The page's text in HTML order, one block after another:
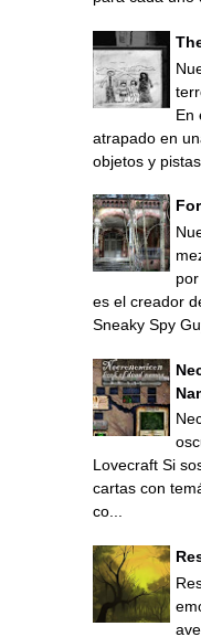
En
atrapado en
objetos y
es el creador
Sneaky Spy
Lovecraft Si
cartas con
co...